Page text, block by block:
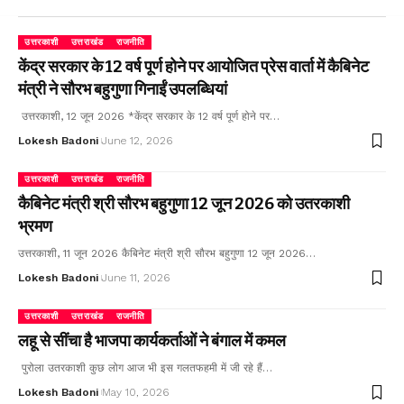
उत्तरकाशी उत्तराखंड राजनीति
केंद्र सरकार के 12 वर्ष पूर्ण होने पर आयोजित प्रेस वार्ता में कैबिनेट
मंत्री ने सौरभ बहुगुणा गिनाईं उपलब्धियां
उत्तरकाशी, 12 जून 2026 *केंद्र सरकार के 12 वर्ष पूर्ण होने पर…
Lokesh Badoni June 12, 2026
उत्तरकाशी उत्तराखंड राजनीति
कैबिनेट मंत्री श्री सौरभ बहुगुणा 12 जून 2026 को उतरकाशी
भ्रमण
उत्तरकाशी, 11 जून 2026 कैबिनेट मंत्री श्री सौरभ बहुगुणा 12 जून 2026…
Lokesh Badoni June 11, 2026
उत्तरकाशी उत्तराखंड राजनीति
लहू से सींचा है भाजपा कार्यकर्ताओं ने बंगाल में कमल
पुरोला उतरकाशी कुछ लोग आज भी इस गलतफहमी में जी रहे हैं…
Lokesh Badoni May 10, 2026